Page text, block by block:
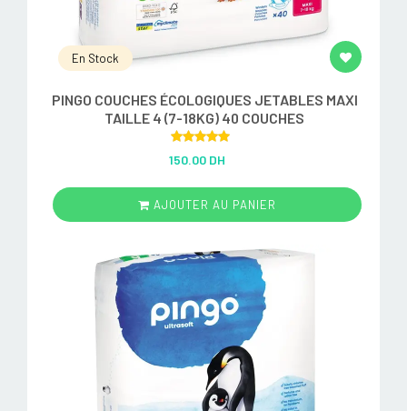
En Stock
PINGO COUCHES ÉCOLOGIQUES JETABLES MAXI
TAILLE 4 (7-18KG) 40 COUCHES
out of 5
150.00 DH
AJOUTER AU PANIER